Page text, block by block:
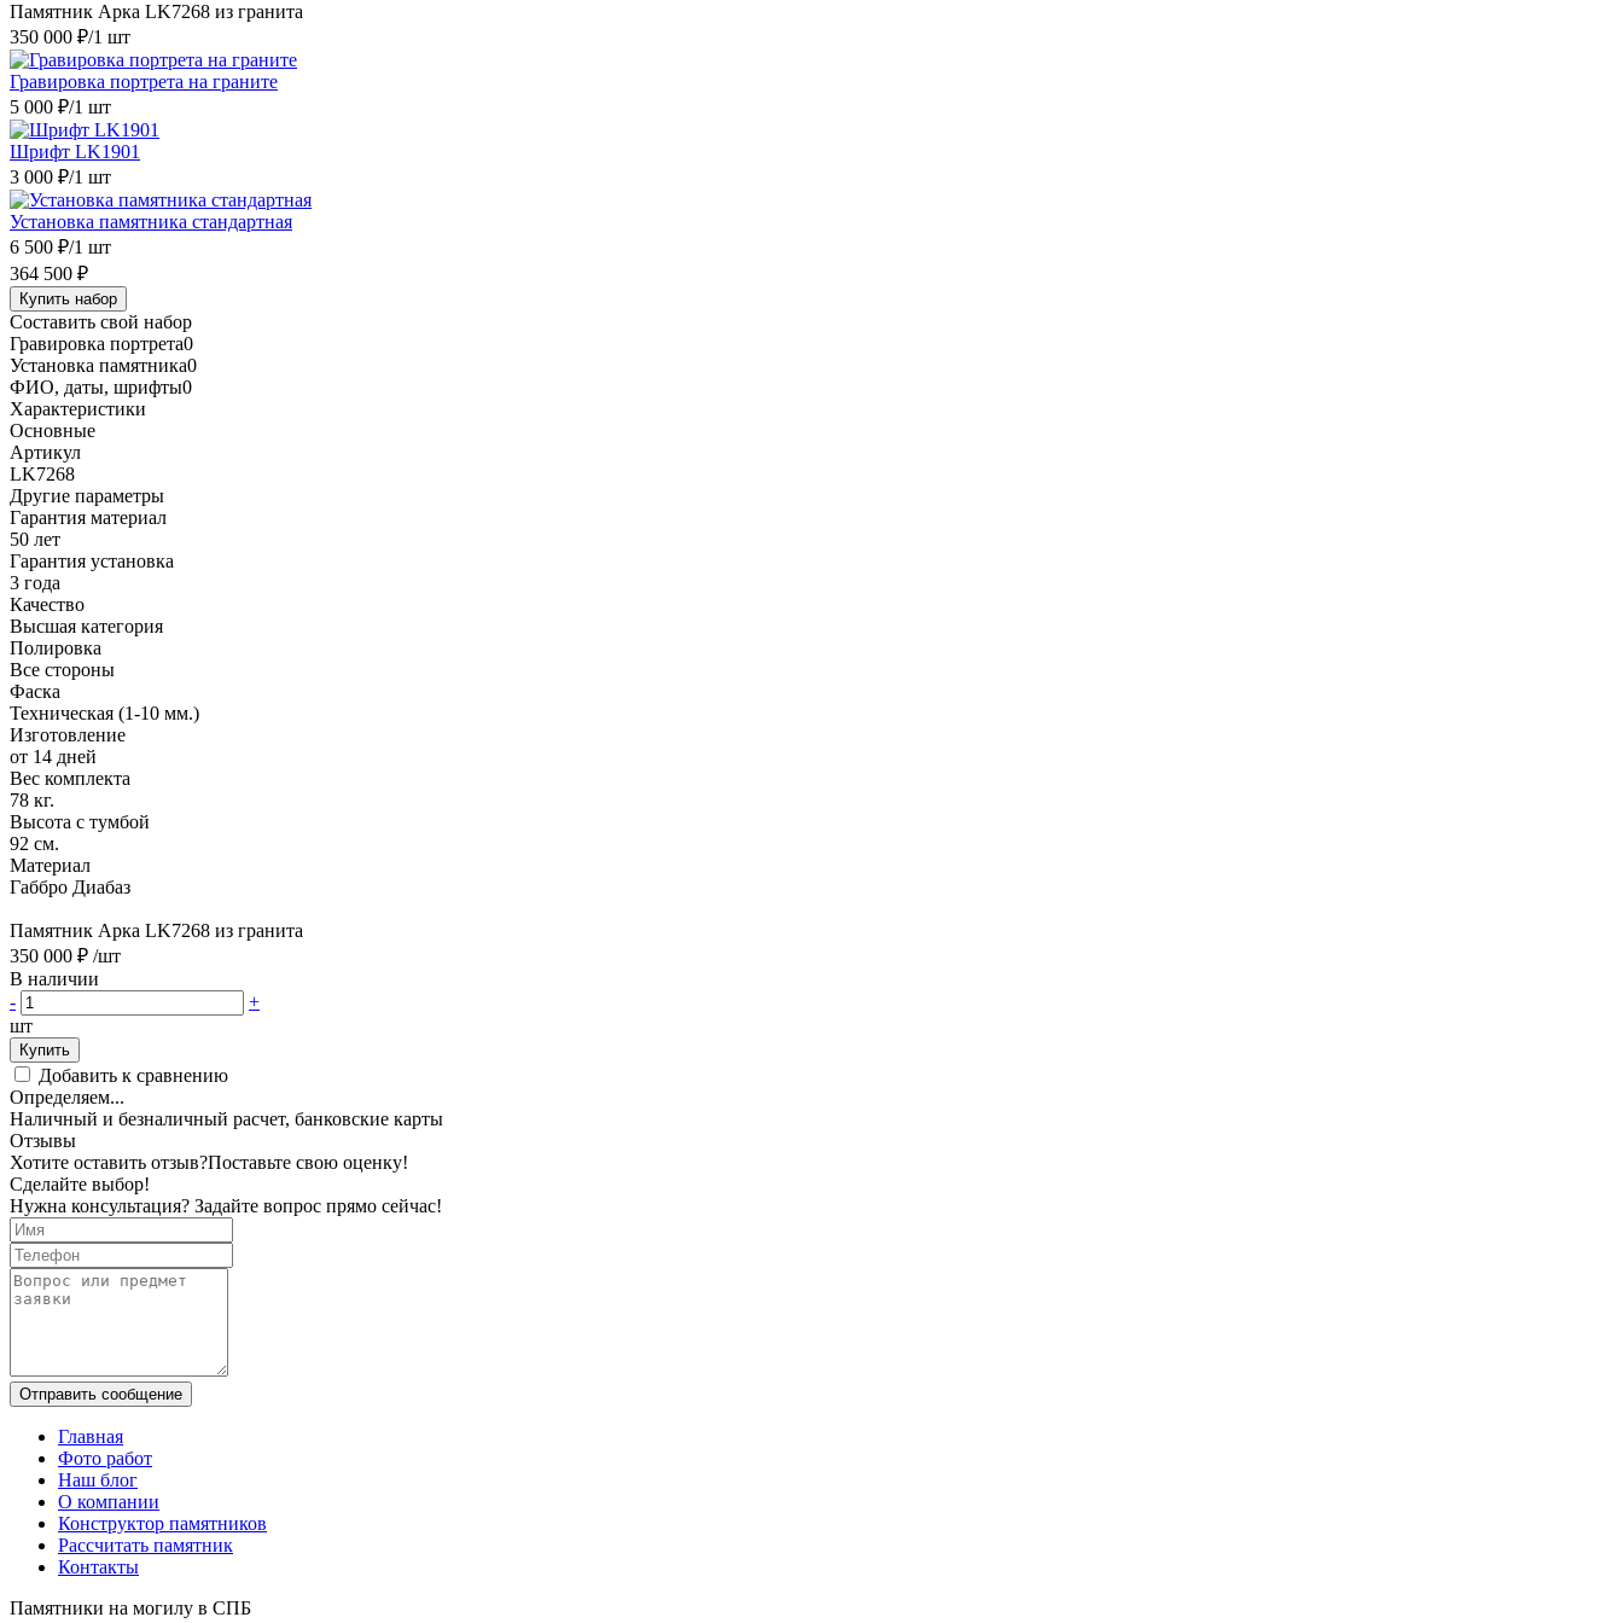
Памятник Арка LK7268 из гранита
350 000 ₽/1 шт
Гравировка портрета на граните
5 000 ₽/1 шт
Шрифт LK1901
3 000 ₽/1 шт
Установка памятника стандартная
6 500 ₽/1 шт
364 500 ₽
Купить набор
Составить свой набор
Гравировка портрета0
Установка памятника0
ФИО, даты, шрифты0
Характеристики
Основные
Артикул
LK7268
Другие параметры
Гарантия материал
50 лет
Гарантия установка
3 года
Качество
Высшая категория
Полировка
Все стороны
Фаска
Техническая (1-10 мм.)
Изготовление
от 14 дней
Вес комплекта
78 кг.
Высота с тумбой
92 см.
Материал
Габбро Диабаз
Памятник Арка LK7268 из гранита
350 000 ₽ /шт
В наличии
-
+
шт
Купить
Добавить к сравнению
Определяем...
Наличный и безналичный расчет, банковские карты
Отзывы
Хотите оставить отзыв?Поставьте свою оценку!
Сделайте выбор!
Нужна консультация? Задайте вопрос прямо сейчас!
Отправить сообщение
Главная
Фото работ
Наш блог
О компании
Конструктор памятников
Рассчитать памятник
Контакты
Памятники на могилу в СПБ